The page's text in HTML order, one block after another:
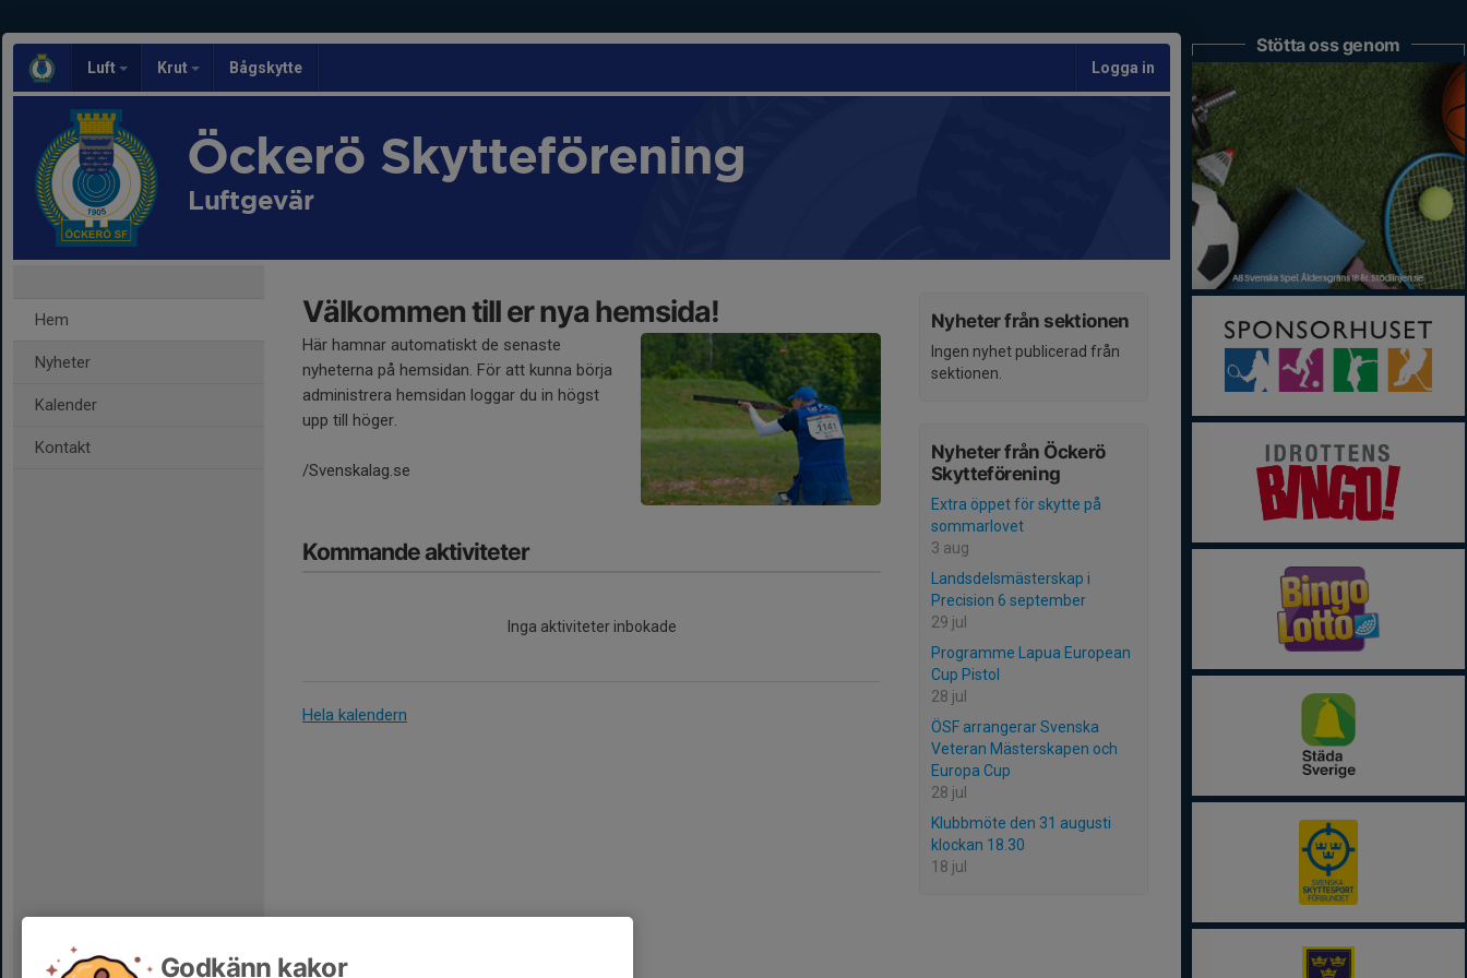
Luft Krut Bågskytte Logga in
Öckerö Skytteförening
Luftgevär
Hem
Nyheter
Kalender
Kontakt
Nyheter från sektionen
Ingen nyhet publicerad från
sektionen.
Nyheter från Öckerö
Skytteförening
Extra öppet för skytte på
sommarlovet
3 aug
Landsdelsmästerskap i
Precision 6 september
29 jul
Programme Lapua European
Cup Pistol
28 jul
ÖSF arrangerar Svenska
Veteran Mästerskapen och
Europa Cup
28 jul
Klubbmöte den 31 augusti
klockan 18.30
18 jul
Välkommen till er nya hemsida!
Här hamnar automatiskt de senaste
nyheterna på hemsidan. För att kunna börja
administrera hemsidan loggar du in högst
upp till höger.
/Svenskalag.se
Kommande aktiviteter
Inga aktiviteter inbokade
Hela kalendern
Stötta oss genom
Godkänn kakor